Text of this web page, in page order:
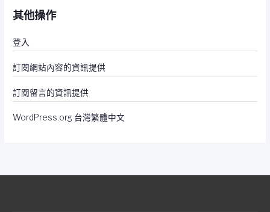
其他操作
登入
訂閱網站內容的資訊提供
訂閱留言的資訊提供
WordPress.org 台灣繁體中文